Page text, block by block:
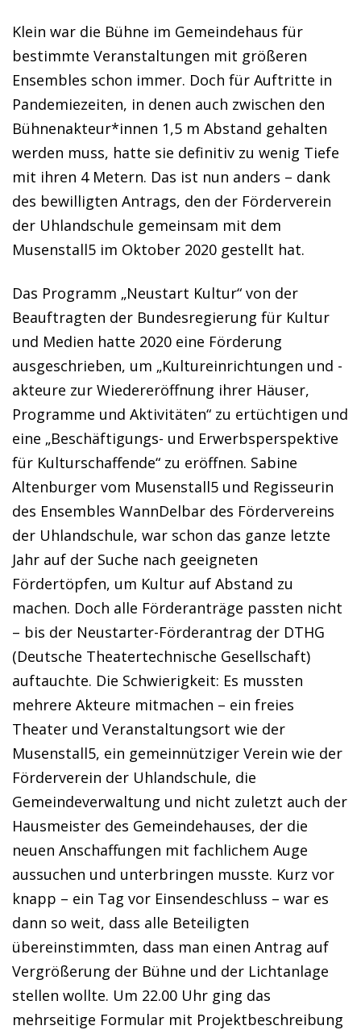
Klein war die Bühne im Gemeindehaus für
bestimmte Veranstaltungen mit größeren
Ensembles schon immer. Doch für Auftritte in
Pandemiezeiten, in denen auch zwischen den
Bühnenakteur*innen 1,5 m Abstand gehalten
werden muss, hatte sie definitiv zu wenig Tiefe
mit ihren 4 Metern. Das ist nun anders – dank
des bewilligten Antrags, den der Förderverein
der Uhlandschule gemeinsam mit dem
Musenstall5 im Oktober 2020 gestellt hat.
Das Programm „Neustart Kultur“ von der
Beauftragten der Bundesregierung für Kultur
und Medien hatte 2020 eine Förderung
ausgeschrieben, um „Kultureinrichtungen und -
akteure zur Wiedereröffnung ihrer Häuser,
Programme und Aktivitäten“ zu ertüchtigen und
eine „Beschäftigungs- und Erwerbsperspektive
für Kulturschaffende“ zu eröffnen. Sabine
Altenburger vom Musenstall5 und Regisseurin
des Ensembles WannDelbar des Fördervereins
der Uhlandschule, war schon das ganze letzte
Jahr auf der Suche nach geeigneten
Fördertöpfen, um Kultur auf Abstand zu
machen. Doch alle Förderanträge passten nicht
– bis der Neustarter-Förderantrag der DTHG
(Deutsche Theatertechnische Gesellschaft)
auftauchte. Die Schwierigkeit: Es mussten
mehrere Akteure mitmachen – ein freies
Theater und Veranstaltungsort wie der
Musenstall5, ein gemeinnütziger Verein wie der
Förderverein der Uhlandschule, die
Gemeindeverwaltung und nicht zuletzt auch der
Hausmeister des Gemeindehauses, der die
neuen Anschaffungen mit fachlichem Auge
aussuchen und unterbringen musste. Kurz vor
knapp – ein Tag vor Einsendeschluss – war es
dann so weit, dass alle Beteiligten
übereinstimmten, dass man einen Antrag auf
Vergrößerung der Bühne und der Lichtanlage
stellen wollte. Um 22.00 Uhr ging das
mehrseitige Formular mit Projektbeschreibung